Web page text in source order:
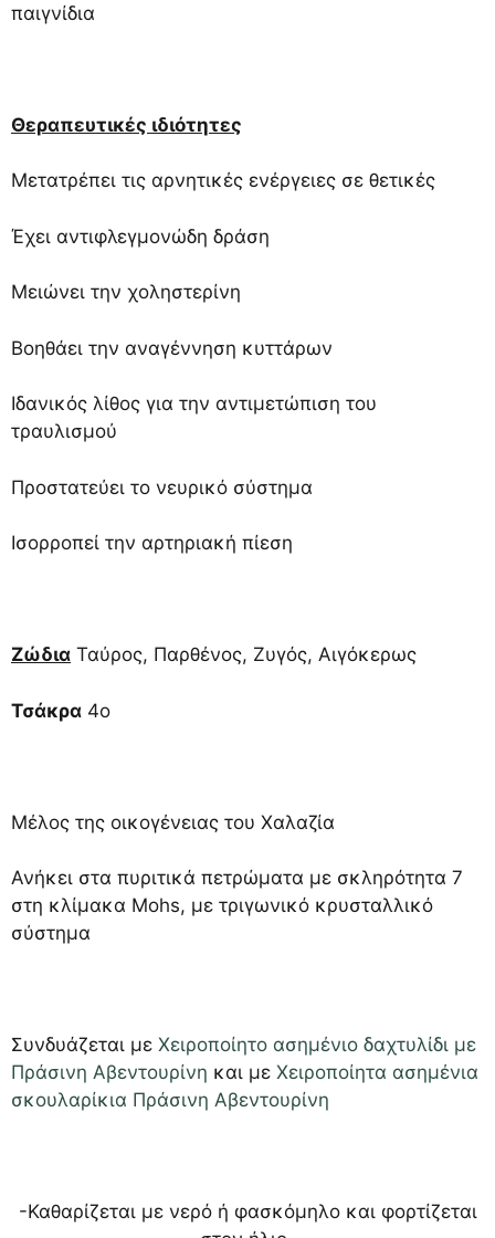
παιγνίδια
Θεραπευτικές ιδιότητες
Μετατρέπει τις αρνητικές ενέργειες σε θετικές
Έχει αντιφλεγμονώδη δράση
Μειώνει την χοληστερίνη
Βοηθάει την αναγέννηση κυττάρων
Ιδανικός λίθος για την αντιμετώπιση του
τραυλισμού
Προστατεύει το νευρικό σύστημα
Ισορροπεί την αρτηριακή πίεση
Ζώδια Ταύρος, Παρθένος, Ζυγός, Αιγόκερως
Τσάκρα 4ο
Μέλος της οικογένειας του Χαλαζία
Ανήκει στα πυριτικά πετρώματα με σκληρότητα 7
στη κλίμακα Mohs, με τριγωνικό κρυσταλλικό
σύστημα
Συνδυάζεται με Χειροποίητο ασημένιο δαχτυλίδι με
Πράσινη Αβεντουρίνη και με Χειροποίητα ασημένια
σκουλαρίκια Πράσινη Αβεντουρίνη
-Καθαρίζεται με νερό ή φασκόμηλο και φορτίζεται